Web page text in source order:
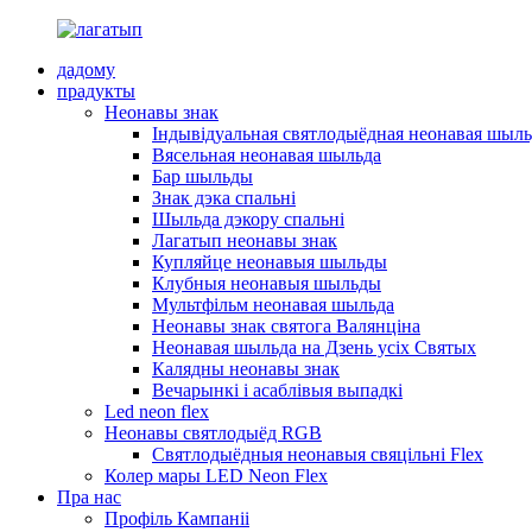
дадому
прадукты
Неонавы знак
Індывідуальная святлодыёдная неонавая
Вясельная неонавая шыльда
Бар шыльды
Знак дэка спальні
Шыльда дэкору спальні
Лагатып неонавы знак
Купляйце неонавыя шыльды
Клубныя неонавыя шыльды
Мультфільм неонавая шыльда
Неонавы знак святога Валянціна
Неонавая шыльда на Дзень усіх Святых
Калядны неонавы знак
Вечарынкі і асаблівыя выпадкі
Led neon flex
Неонавы святлодыёд RGB
Святлодыёдныя неонавыя свяцільні Flex
Колер мары LED Neon Flex
Пра нас
Профіль Кампаніі